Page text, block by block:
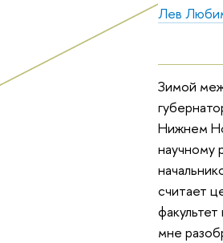
Лев
Зимой
Нижнем
научному
считает
мне